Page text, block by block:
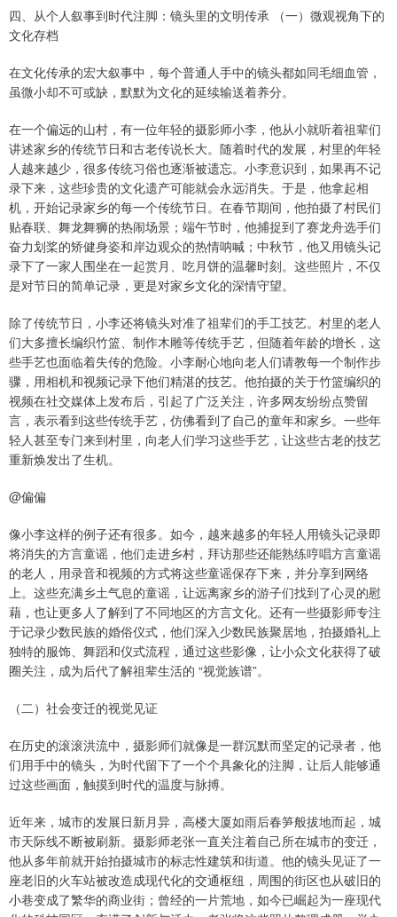
四、从个人叙事到时代注脚：镜头里的文明传承 （一）微观视角下的
文化存档
在文化传承的宏大叙事中，每个普通人手中的镜头都如同毛细血管，
虽微小却不可或缺，默默为文化的延续输送着养分。
在一个偏远的山村，有一位年轻的摄影师小李，他从小就听着祖辈们
讲述家乡的传统节日和古老传说长大。随着时代的发展，村里的年轻
人越来越少，很多传统习俗也逐渐被遗忘。小李意识到，如果再不记
录下来，这些珍贵的文化遗产可能就会永远消失。于是，他拿起相
机，开始记录家乡的每一个传统节日。在春节期间，他拍摄了村民们
贴春联、舞龙舞狮的热闹场景；端午节时，他捕捉到了赛龙舟选手们
奋力划桨的矫健身姿和岸边观众的热情呐喊；中秋节，他又用镜头记
录下了一家人围坐在一起赏月、吃月饼的温馨时刻。这些照片，不仅
是对节日的简单记录，更是对家乡文化的深情守望。
除了传统节日，小李还将镜头对准了祖辈们的手工技艺。村里的老人
们大多擅长编织竹篮、制作木雕等传统手艺，但随着年龄的增长，这
些手艺也面临着失传的危险。小李耐心地向老人们请教每一个制作步
骤，用相机和视频记录下他们精湛的技艺。他拍摄的关于竹篮编织的
视频在社交媒体上发布后，引起了广泛关注，许多网友纷纷点赞留
言，表示看到这些传统手艺，仿佛看到了自己的童年和家乡。一些年
轻人甚至专门来到村里，向老人们学习这些手艺，让这些古老的技艺
重新焕发出了生机。
@偏偏
像小李这样的例子还有很多。如今，越来越多的年轻人用镜头记录即
将消失的方言童谣，他们走进乡村，拜访那些还能熟练哼唱方言童谣
的老人，用录音和视频的方式将这些童谣保存下来，并分享到网络
上。这些充满乡土气息的童谣，让远离家乡的游子们找到了心灵的慰
藉，也让更多人了解到了不同地区的方言文化。还有一些摄影师专注
于记录少数民族的婚俗仪式，他们深入少数民族聚居地，拍摄婚礼上
独特的服饰、舞蹈和仪式流程，通过这些影像，让小众文化获得了破
圈关注，成为后代了解祖辈生活的 “视觉族谱”。
（二）社会变迁的视觉见证
在历史的滚滚洪流中，摄影师们就像是一群沉默而坚定的记录者，他
们用手中的镜头，为时代留下了一个个具象化的注脚，让后人能够通
过这些画面，触摸到时代的温度与脉搏。
近年来，城市的发展日新月异，高楼大厦如雨后春笋般拔地而起，城
市天际线不断被刷新。摄影师老张一直关注着自己所在城市的变迁，
他从多年前就开始拍摄城市的标志性建筑和街道。他的镜头见证了一
座老旧的火车站被改造成现代化的交通枢纽，周围的街区也从破旧的
小巷变成了繁华的商业街；曾经的一片荒地，如今已崛起为一座现代